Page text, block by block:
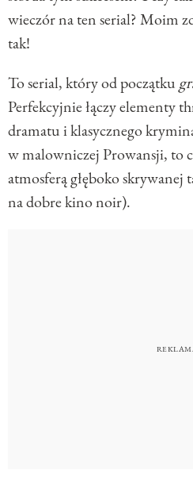
wieczór na ten serial? Moim
tak!
To serial, który od początku
Perfekcyjnie łączy elementy
dramatu i klasycznego
w malowniczej Prowansji, to
atmosferą głęboko skrywanej
na dobre kino noir).